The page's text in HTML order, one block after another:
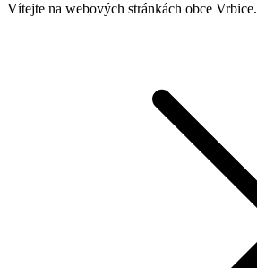
Vítejte na webových stránkách obce Vrbice.